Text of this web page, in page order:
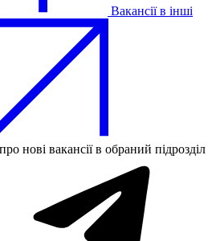
Вакансії в інші
нові вакансії в обраний підрозділ